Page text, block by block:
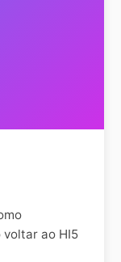
voltar ao HI5